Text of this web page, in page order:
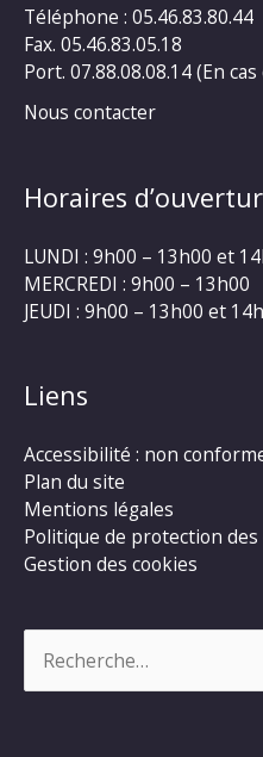
Téléphone : 05.46.83.80.44
Fax. 05.46.83.05.18
Port. 07.88.08.08.14 (En cas
Nous contacter
Horaires
LUNDI : 9h00 – 13h00 et
MERCREDI : 9h00 – 13h00
JEUDI : 9h00 – 13h00 et
Liens
Accessibilité : non
Plan du site
Mentions légales
Politique de protection
Gestion des cookies